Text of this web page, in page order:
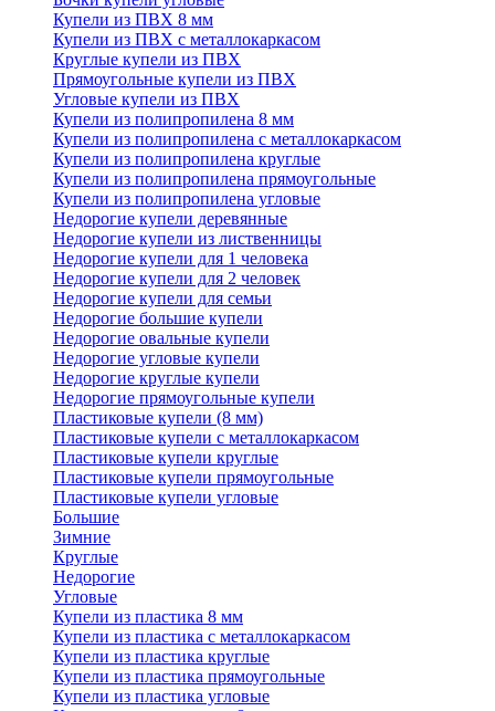
Купели из ПВХ 8 мм
Купели из ПВХ с металлокаркасом
Круглые купели из ПВХ
Прямоугольные купели из ПВХ
Угловые купели из ПВХ
Купели из полипропилена 8 мм
Купели из полипропилена с металлокаркасом
Купели из полипропилена круглые
Купели из полипропилена прямоугольные
Купели из полипропилена угловые
Недорогие купели деревянные
Недорогие купели из лиственницы
Недорогие купели для 1 человека
Недорогие купели для 2 человек
Недорогие купели для семьи
Недорогие большие купели
Недорогие овальные купели
Недорогие угловые купели
Недорогие круглые купели
Недорогие прямоугольные купели
Пластиковые купели (8 мм)
Пластиковые купели с металлокаркасом
Пластиковые купели круглые
Пластиковые купели прямоугольные
Пластиковые купели угловые
Большие
Зимние
Круглые
Недорогие
Угловые
Купели из пластика 8 мм
Купели из пластика с металлокаркасом
Купели из пластика круглые
Купели из пластика прямоугольные
Купели из пластика угловые